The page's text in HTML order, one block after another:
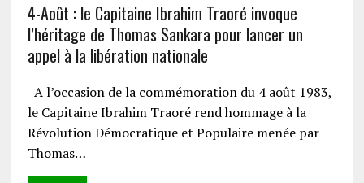
4-Août : le Capitaine Ibrahim Traoré invoque
l’héritage de Thomas Sankara pour lancer un
appel à la libération nationale
A l’occasion de la commémoration du 4 août 1983,
le Capitaine Ibrahim Traoré rend hommage à la
Révolution Démocratique et Populaire menée par
Thomas…